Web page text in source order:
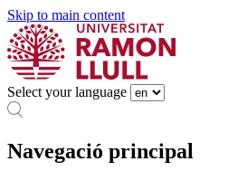
Skip to main content
Select your language
Navegació principal